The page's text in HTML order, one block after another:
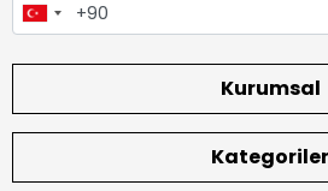
Kurumsal
Kategoriler